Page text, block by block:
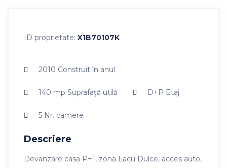
ID proprietate: X1B70107K
2010 Construit în anul
140 mp Suprafaţă utilă D+P Etaj
5 Nr. camere
Descriere
Devanzare casa P+1, zona Lacu Dulce, acces auto,